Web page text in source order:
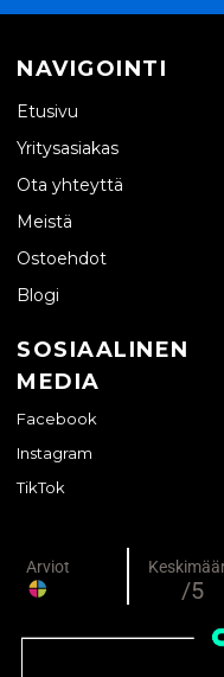
NAVIGOINTI
Etusivu
Yritysasiakas
Ota yhteyttä
Meistä
Ostoehdot
Blogi
SOSIAALINEN
MEDIA
Facebook
Instagram
TikTok